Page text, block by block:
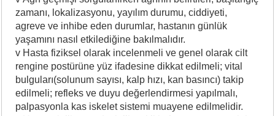
zamanı, lokalizasyonu, yayılım durumu, ciddiyeti,
agreve ve inhibe eden durumlar, hastanın günlük
yaşamını nasıl etkilediğine bakılmalıdır.
v Hasta fiziksel olarak incelenmeli ve genel olarak cilt
rengine postürüne yüz ifadesine dikkat edilmeli; vital
bulguları(solunum sayısı, kalp hızı, kan basıncı) takip
edilmeli; refleks ve duyu değerlendirmesi yapılmalı,
palpasyonla kas iskelet sistemi muayene edilmelidir.